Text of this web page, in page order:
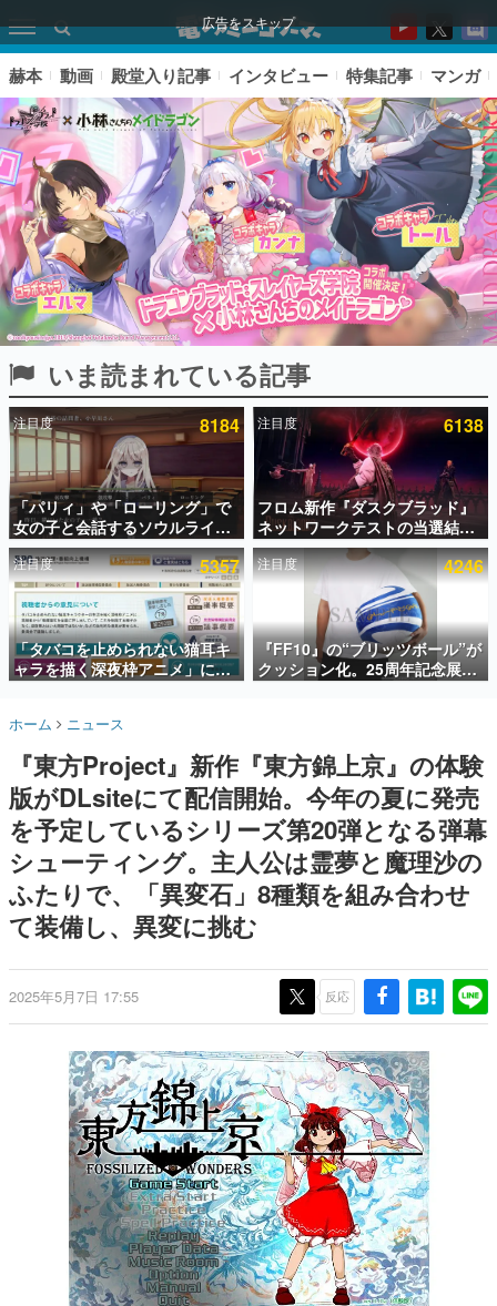
広告をスキップ
ピックアップ
電ファミのいま読まれている記事ランキング
アプリセール情報
インタビュー
連載・特集一覧
殿堂入り記事
SNS拡散数が数千以上！ ページビュー数万以上！ などな
ど。多くの人々に読まれた、電ファミ渾身の“殿堂入り”記
事をまとめました。
名作ゲームクリエイターの方々に製作時のエピソードをお
きます。
赫本
この物語を解いてはいけない。『赫本』は、〈試験問題〉
の形をした短編ホラー小説集です。
新世代に訊く
これからのデジタルゲーム市場を担う若きクリエイター達
の姿を追い、彼らのルーツと情熱を探っていきます。
ゲーム世代の作家たち
ゲームに多大な影響を受けた作家さんに取材し、ゲームが
日本のコンテンツ産業やカルチャーに与えた影響を探る企
画です。
日本モバイルゲーム産業史
日本のモバイルゲーム史における主要なトピック・タイト
ルを網羅するほか、開発者へのインタビューや識者による
解説を掲載。約20年の歴史が一望できる決定版！
若ゲのいたり〜ゲームクリエイターの青春〜
『うつヌケ』『ペンと箸』等で知られるマンガ家・田中圭
一先生によるゲーム業界レポートマンガです。
なんでゲームは面白い？
ゲーム開発者・hamatsu氏がゲームの魅力を画面や操作の
具体的な形から解き明かしていく、硬派で骨太な評論連載
です。
赫本 動画 殿堂入り記事 インタビュー 特集記事 マンガ
いま読まれている記事
注目度 8184
「パリィ」や「ローリング」で
女の子と会話するソウルライク
恋愛ゲーム『小早川さんはソウ
ルライク』無料公開。返事に失
敗すると「YOU DIED」
注目度 6138
フロム新作『ダスクブラッド』
ネットワークテストの当選結果
が8月7日22時に発表。応募サイ
トのマイページから確認可能、
テスト実施は8月21日～24日
注目度 5357
「タバコを止められない猫耳キ
ャラを描く深夜枠アニメ」に視
聴者の一部から批判意見。違法
て、BPOが議論を交わす
注目度 4246
『FF10』の“ブリッツボール”が
クッション化。25周年記念展
「FINAL FANTASY X
ホーム ニュース
『東方Project』新作『東方錦上京』の体験
版がDLsiteにて配信開始。今年の夏に発売
を予定しているシリーズ第20弾となる弾幕
シューティング。主人公は霊夢と魔理沙の
ふたりで、「異変石」8種類を組み合わせ
て装備し、異変に挑む
2025年5月7日 17:55 反応